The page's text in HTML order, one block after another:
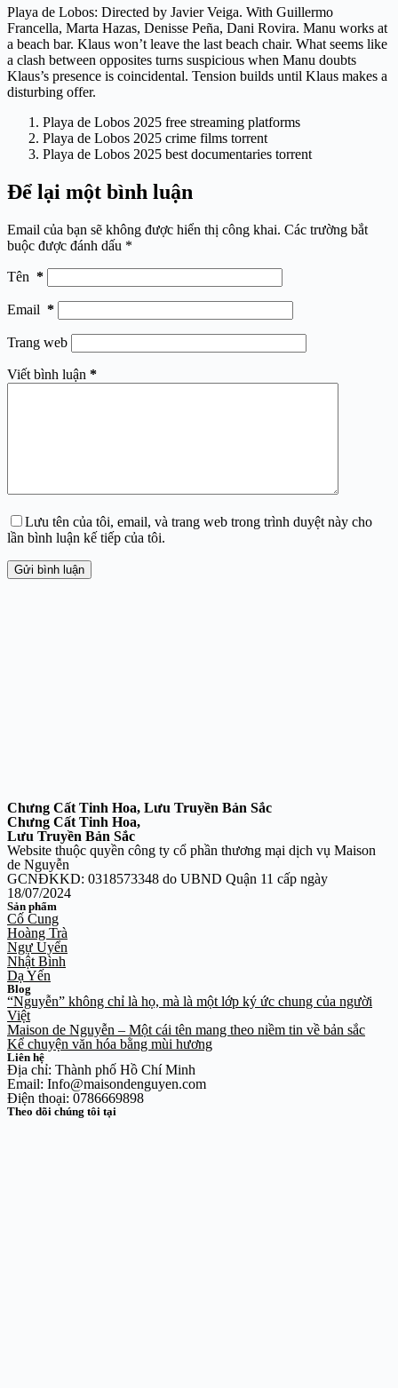
Playa de Lobos: Directed by Javier Veiga. With Guillermo
Francella, Marta Hazas, Denisse Peña, Dani Rovira. Manu works at
a beach bar. Klaus won’t leave the last beach chair. What seems like
a clash between opposites turns suspicious when Manu doubts
Klaus’s presence is coincidental. Tension builds until Klaus makes a
disturbing offer.
Playa de Lobos 2025 free streaming platforms
Playa de Lobos 2025 crime films torrent
Playa de Lobos 2025 best documentaries torrent
Để lại một bình luận
Email của bạn sẽ không được hiển thị công khai. Các trường bắt
buộc được đánh dấu *
Tên *
Email *
Trang web
Viết bình luận *
Lưu tên của tôi, email, và trang web trong trình duyệt này cho
lần bình luận kế tiếp của tôi.
Gửi bình luận
Chưng Cất Tinh Hoa, Lưu Truyền Bản Sắc
Chưng Cất Tinh Hoa,
Lưu Truyền Bản Sắc
Website thuộc quyền công ty cổ phần thương mại dịch vụ Maison
de Nguyễn
GCNĐKKD: 0318573348 do UBND Quận 11 cấp ngày
18/07/2024
Sản phẩm
Cố Cung
Hoàng Trà
Ngự Uyển
Nhật Bình
Dạ Yến
Blog
“Nguyễn” không chỉ là họ, mà là một lớp ký ức chung của người
Việt
Maison de Nguyễn – Một cái tên mang theo niềm tin về bản sắc
Kể chuyện văn hóa bằng mùi hương
Liên hệ
Địa chỉ: Thành phố Hồ Chí Minh
Email: Info@maisondenguyen.com
Điện thoại: 0786669898
Theo dõi chúng tôi tại